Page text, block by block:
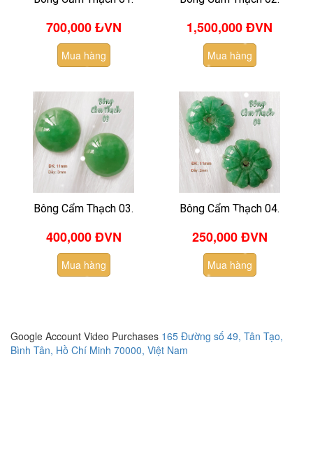
700,000 ĐVN
Mua hàng
1,500,000ĐVN
Mua hàng
Bông Cẩm Thạch 03.
400,000 ĐVN
Mua hàng
Bông Cẩm Thạch 04.
250,000 ĐVN
Mua hàng
Google Account Video Purchases 165 Đường số 49, Tân Tạo,
Bình Tân, Hồ Chí Minh 70000, Việt Nam